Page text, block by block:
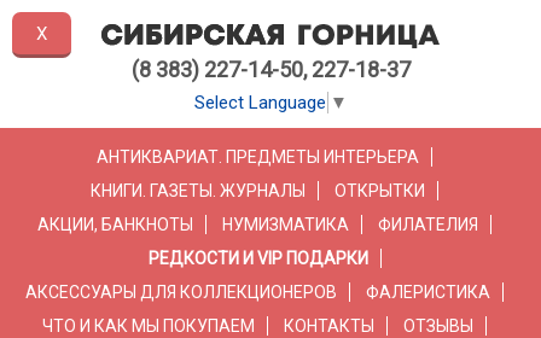
(8 383) 227-14-50, 227-18-37
Select Language ▼
АНТИКВАРИАТ. ПРЕДМЕТЫ ИНТЕРЬЕРА
КНИГИ. ГАЗЕТЫ. ЖУРНАЛЫ
ОТКРЫТКИ
АКЦИИ, БАНКНОТЫ
НУМИЗМАТИКА
ФИЛАТЕЛИЯ
РЕДКОСТИ И VIP ПОДАРКИ
АКСЕССУАРЫ ДЛЯ КОЛЛЕКЦИОНЕРОВ
ФАЛЕРИСТИКА
ЧТО И КАК МЫ ПОКУПАЕМ
КОНТАКТЫ
ОТЗЫВЫ
X